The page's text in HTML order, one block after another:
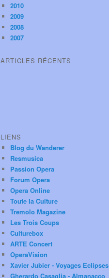
2010
2009
2008
2007
ARTICLES RÉCENTS
LIENS
Blog du Wanderer
Resmusica
Passion Opera
Forum Opera
Opera Online
Toute la Culture
Tremolo Magazine
Les Trois Coups
Culturebox
ARTE Concert
OperaVision
Xavier Jubier - Voyages Eclipses
Gherardo Casaglia - Almanacco